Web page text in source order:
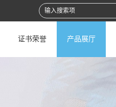
证书荣誉 产品展厅